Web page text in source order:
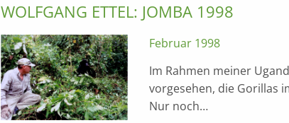
WOLFGANG ETTEL: JOMBA 1998
Februar 1998
Im Rahmen meiner
vorgesehen, die Gorillas
Nur noch…